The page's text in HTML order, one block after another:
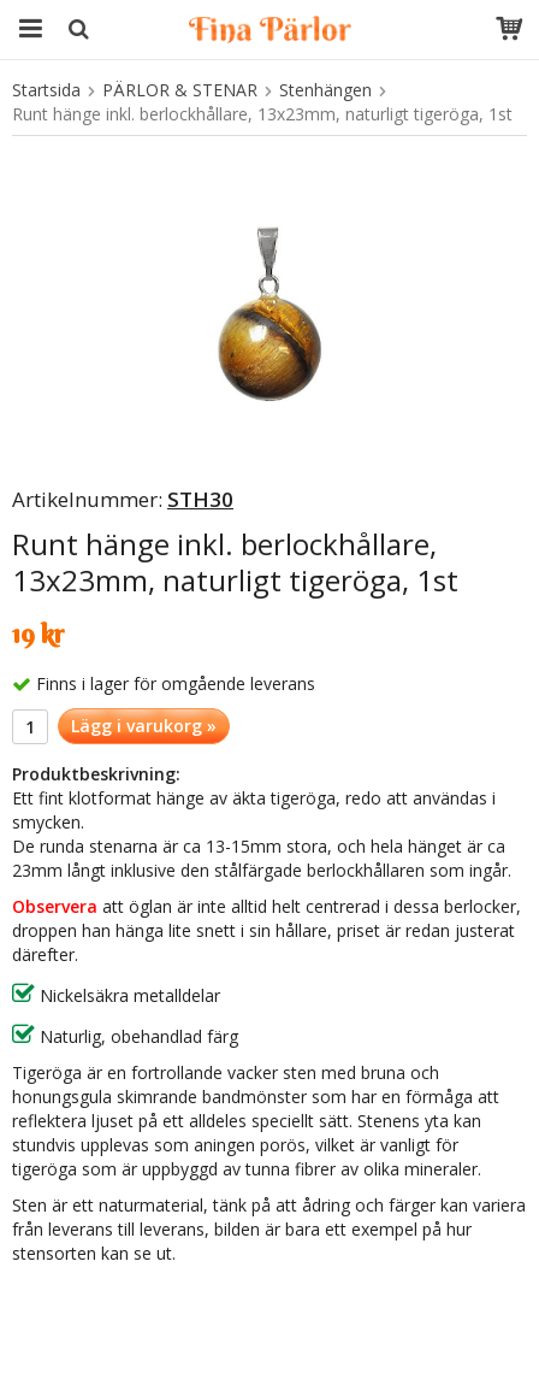
Produkten har blivit tillagd i varukorgen
Startsida PÄRLOR & STENAR
Stenhängen
Runt hänge inkl. berlockhållare, 13x23mm, naturligt tigeröga, 1st
Artikelnummer: STH30
Runt hänge inkl. berlockhållare,
13x23mm, naturligt tigeröga, 1st
19 kr
Finns i lager för omgående leverans
Lägg i varukorg »
Produktbeskrivning:
Ett fint klotformat hänge av äkta tigeröga, redo att användas i
smycken.
De runda stenarna är ca 13-15mm stora, och hela hänget är ca
23mm långt inklusive den stålfärgade berlockhållaren som ingår.
Observera att öglan är inte alltid helt centrerad i dessa berlocker,
droppen han hänga lite snett i sin hållare, priset är redan justerat
därefter.
Nickelsäkra metalldelar
Naturlig, obehandlad färg
Tigeröga är en fortrollande vacker sten med bruna och
honungsgula skimrande bandmönster som har en förmåga att
reflektera ljuset på ett alldeles speciellt sätt. Stenens yta kan
stundvis upplevas som aningen porös, vilket är vanligt för
tigeröga som är uppbyggd av tunna fibrer av olika mineraler.
Sten är ett naturmaterial, tänk på att ådring och färger kan variera
från leverans till leverans, bilden är bara ett exempel på hur
stensorten kan se ut.